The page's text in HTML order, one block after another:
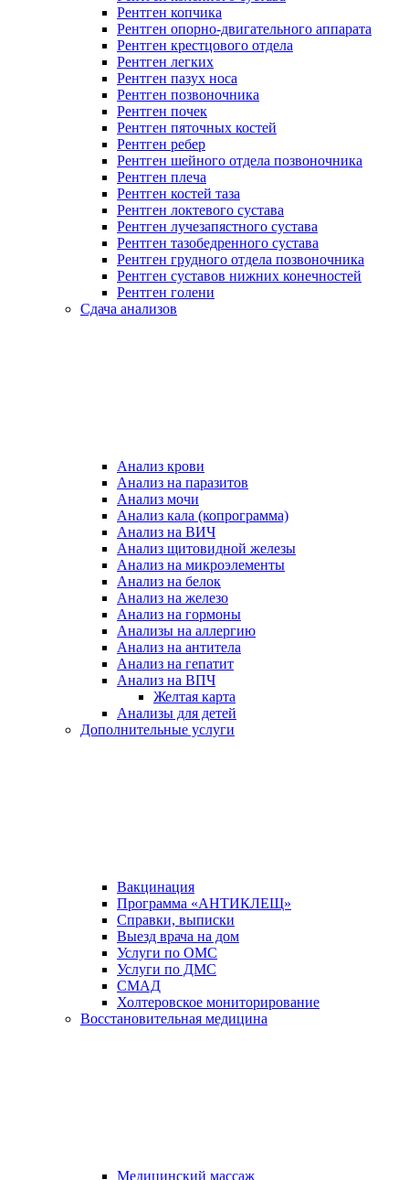
Рентген копчика
Рентген опорно-двигательного аппарата
Рентген крестцового отдела
Рентген легких
Рентген пазух носа
Рентген позвоночника
Рентген почек
Рентген пяточных костей
Рентген ребер
Рентген шейного отдела позвоночника
Рентген плеча
Рентген костей таза
Рентген локтевого сустава
Рентген лучезапястного сустава
Рентген тазобедренного сустава
Рентген грудного отдела позвоночника
Рентген суставов нижних конечностей
Рентген голени
Сдача анализов
Анализ крови
Анализ на паразитов
Анализ мочи
Анализ кала (копрограмма)
Анализ на ВИЧ
Анализ щитовидной железы
Анализ на микроэлементы
Анализ на белок
Анализ на железо
Анализ на гормоны
Анализы на аллергию
Анализ на антитела
Анализ на гепатит
Анализ на ВПЧ
Желтая карта
Анализы для детей
Дополнительные услуги
Вакцинация
Программа «АНТИКЛЕЩ»
Справки, выписки
Выезд врача на дом
Услуги по ОМС
Услуги по ДМС
СМАД
Холтеровское мониторирование
Восстановительная медицина
Медицинский массаж